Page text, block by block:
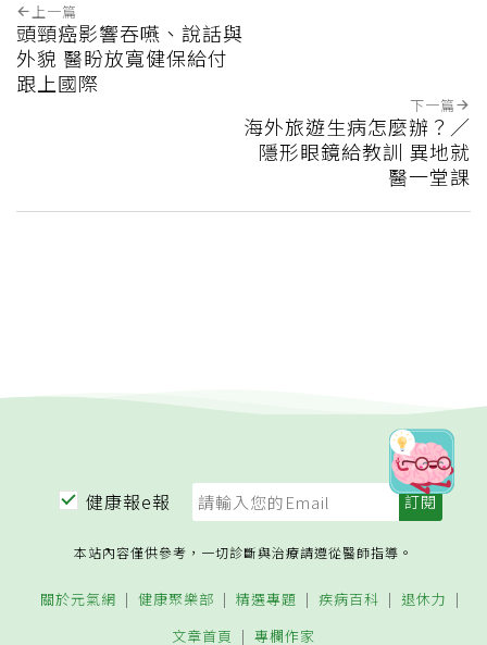
上一篇
頭頸癌影響吞嚥、說話與
外貌 醫盼放寬健保給付
跟上國際
下一篇
海外旅遊生病怎麼辦？／
隱形眼鏡給教訓 異地就
醫一堂課
健康報e報
本站內容僅供參考，一切診斷與治療請遵從醫師指導。
關於元氣網 健康聚樂部 精選專題 疾病百科
退休力
文章首頁
專欄作家